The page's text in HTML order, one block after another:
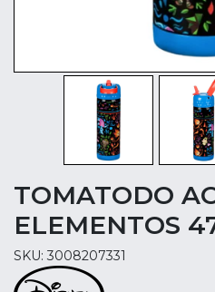
TOMATODO
ELEMENTOS
SKU: 3008207331